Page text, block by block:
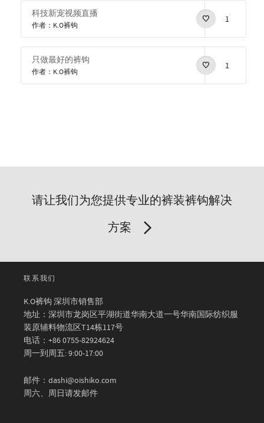
科技新宠视频直播
作者：K.O裤钩
1
只做最好的裤钩
作者：K.O裤钩
1
请让我们为您提供专业的裤装裤钩解决
方案
联系我们
K.O裤钩 深圳市销售部
地址：深圳市龙岗区平湖街道华南大道一号华南国际纺织服
装原辅料物流区T14栋117号
电话：+86 0755-82924624
周一到周五: 9:00-17:00
邮件：dashi@oishiko.com
周六、周日请发邮件